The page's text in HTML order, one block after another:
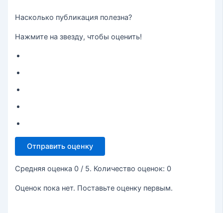
Насколько публикация полезна?
Нажмите на звезду, чтобы оценить!
Отправить оценку
Средняя оценка 0 / 5. Количество оценок: 0
Оценок пока нет. Поставьте оценку первым.